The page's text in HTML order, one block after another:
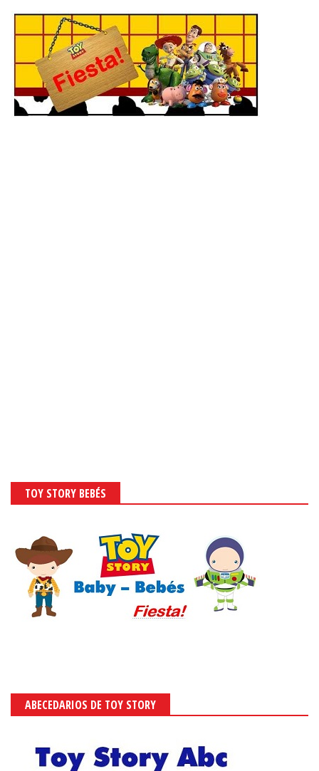
TOY STORY BEBÉS
ABECEDARIOS DE TOY STORY